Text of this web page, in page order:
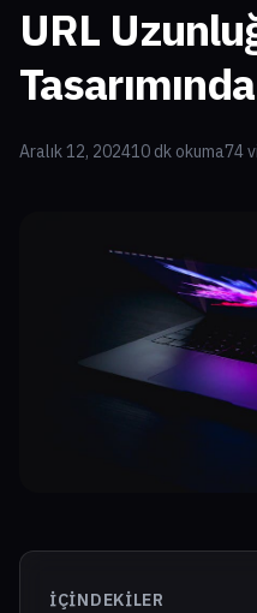
URL
Aralık 12, 202410 dk okuma74
İÇINDEKILER